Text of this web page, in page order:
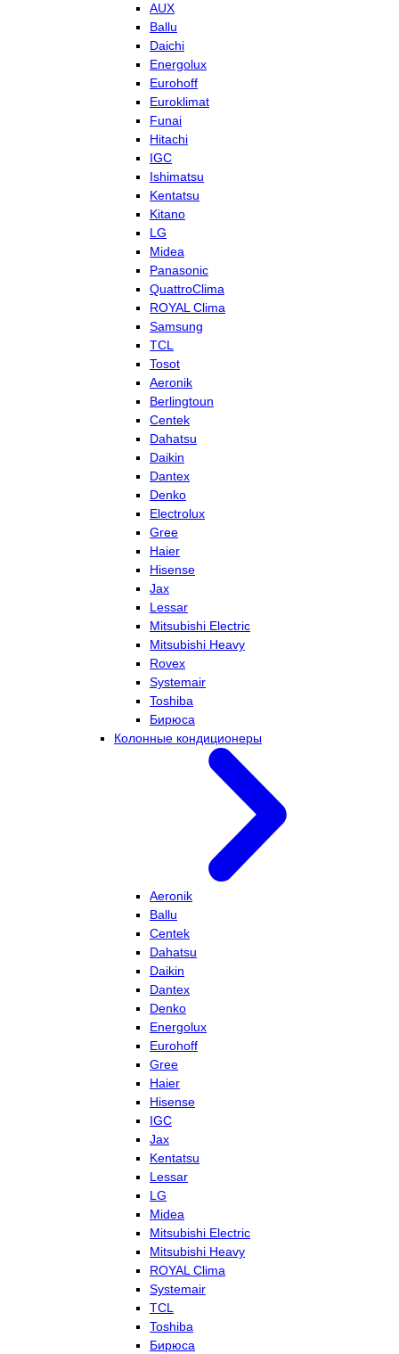
AUX
Ballu
Daichi
Energolux
Eurohoff
Euroklimat
Funai
Hitachi
IGC
Ishimatsu
Kentatsu
Kitano
LG
Midea
Panasonic
QuattroClima
ROYAL Clima
Samsung
TCL
Tosot
Aeronik
Berlingtoun
Centek
Dahatsu
Daikin
Dantex
Denko
Electrolux
Gree
Haier
Hisense
Jax
Lessar
Mitsubishi Electric
Mitsubishi Heavy
Rovex
Systemair
Toshiba
Бирюса
Колонные кондиционеры
Aeronik
Ballu
Centek
Dahatsu
Daikin
Dantex
Denko
Energolux
Eurohoff
Gree
Haier
Hisense
IGC
Jax
Kentatsu
Lessar
LG
Midea
Mitsubishi Electric
Mitsubishi Heavy
ROYAL Clima
Systemair
TCL
Toshiba
Бирюса